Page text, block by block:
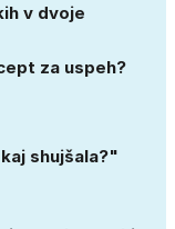
v dvoje
za uspeh?
shujšala?"